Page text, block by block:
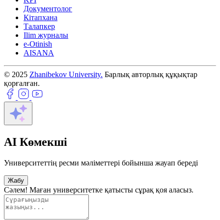
Документолог
Кітапхана
Талапкер
Ilim журналы
e-Otinish
AISANA
© 2025 Zhanibekov University. Барлық авторлық құқықтар
қорғалған.
AI Көмекші
Университеттің ресми мәліметтері бойынша жауап береді
Жабу
Сәлем! Маған университетке қатысты сұрақ қоя аласыз.